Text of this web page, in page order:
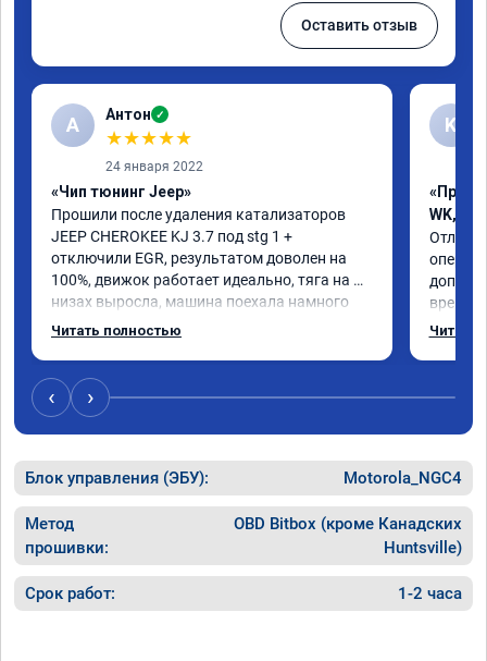
Оставить отзыв
А Антон ✓
★★★★★
24 января 2022
«Чип тюнинг Jeep»
Прошили после удаления катализаторов
JEEP CHEROKEE KJ 3.7 под stg 1 +
отключили EGR, результатом доволен на
100%, движок работает идеально, тяга на
низах выросла, машина поехала намного
интереснее, расход топлива радует. Делал
Читать полностью
K
WK,
Читать
‹ ›
Блок управления (ЭБУ): Motorola_NGC4
Метод
прошивки:
OBD Bitbox (кроме Канадских
Huntsville)
Срок работ: 1-2 часа